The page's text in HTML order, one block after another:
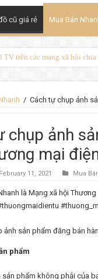
cũ giá rẻ Mua Bán
TV trên các mạng xã hội
/ Cách tự chụp ảnh
chụp ảnh
mại
February 11, 2021 Mua
là Mạng xã hội
phẩm
phẩm không phải của